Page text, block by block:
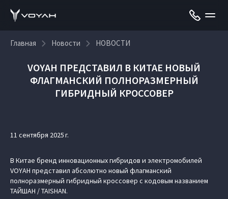
Главная Новости НОВОСТИ
VOYAH ПРЕДСТАВИЛ В КИТАЕ НОВЫЙ
ФЛАГМАНСКИЙ ПОЛНОРАЗМЕРНЫЙ
ГИБРИДНЫЙ КРОССОВЕР
11 сентября 2025 г.
В Китае бренд инновационных гибридов и электромобилей
VOYAH представил абсолютно новый флагманский
полноразмерный гибридный кроссовер с кодовым названием
ТАЙШАН / TAISHAN.